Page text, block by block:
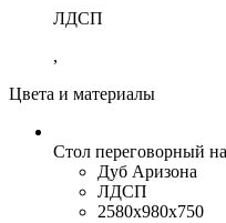
ЛДСП
,
Цвета и материалы
Стол переговорный
Дуб Аризона
ЛДСП
2580x980x750